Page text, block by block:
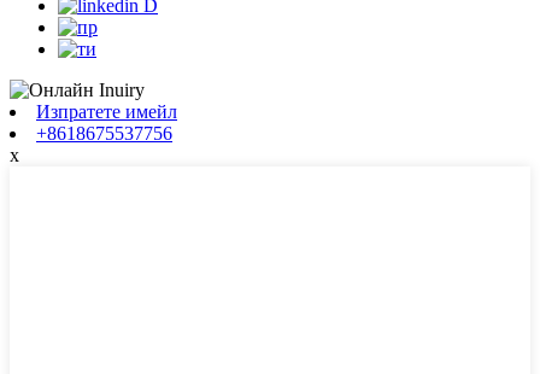
Изпратете имейл
+8618675537756
x